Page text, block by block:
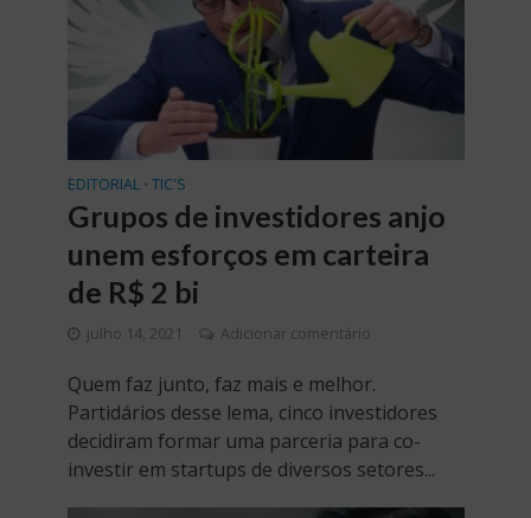
EDITORIAL • TIC'S
Grupos de investidores anjo
unem esforços em carteira
de R$ 2 bi
julho 14, 2021 Adicionar comentário
Quem faz junto, faz mais e melhor.
Partidários desse lema, cinco investidores
decidiram formar uma parceria para co-
investir em startups de diversos setores...